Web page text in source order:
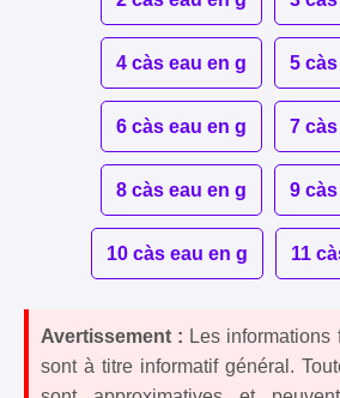
4 càs eau en g 5
6 càs eau en g 7
8 càs eau en g 9
10 càs eau en g 11
Avertissement : Les
sont à titre informatif général.